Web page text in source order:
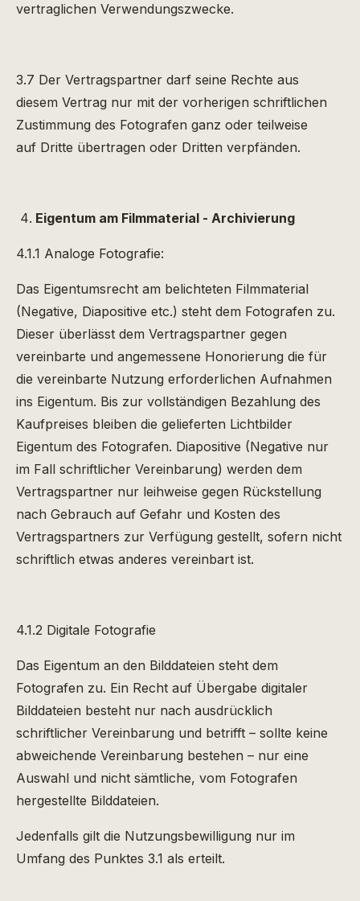
vertraglichen Verwendungszwecke.
3.7 Der Vertragspartner darf seine Rechte aus
diesem Vertrag nur mit der vorherigen schriftlichen
Zustimmung des Fotografen ganz oder teilweise
auf Dritte übertragen oder Dritten verpfänden.
Eigentum am Filmmaterial - Archivierung
4.1.1 Analoge Fotografie:
Das Eigentumsrecht am belichteten Filmmaterial
(Negative, Diapositive etc.) steht dem Fotografen zu.
Dieser überlässt dem Vertragspartner gegen
vereinbarte und angemessene Honorierung die für
die vereinbarte Nutzung erforderlichen Aufnahmen
ins Eigentum. Bis zur vollständigen Bezahlung des
Kaufpreises bleiben die gelieferten Lichtbilder
Eigentum des Fotografen. Diapositive (Negative nur
im Fall schriftlicher Vereinbarung) werden dem
Vertragspartner nur leihweise gegen Rückstellung
nach Gebrauch auf Gefahr und Kosten des
Vertragspartners zur Verfügung gestellt, sofern nicht
schriftlich etwas anderes vereinbart ist.
4.1.2 Digitale Fotografie
Das Eigentum an den Bilddateien steht dem
Fotografen zu. Ein Recht auf Übergabe digitaler
Bilddateien besteht nur nach ausdrücklich
schriftlicher Vereinbarung und betrifft – sollte keine
abweichende Vereinbarung bestehen – nur eine
Auswahl und nicht sämtliche, vom Fotografen
hergestellte Bilddateien.
Jedenfalls gilt die Nutzungsbewilligung nur im
Umfang des Punktes 3.1 als erteilt.